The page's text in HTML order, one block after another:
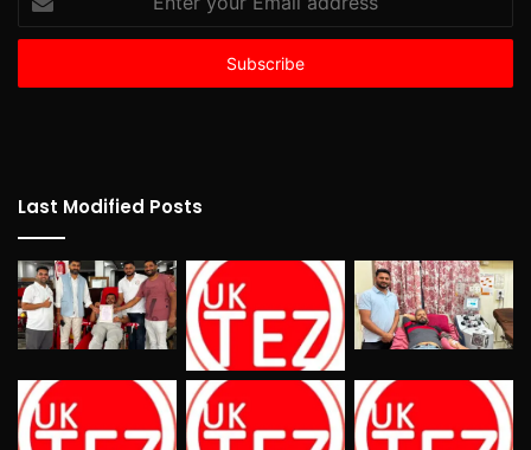
your
Email
Last Modified Posts